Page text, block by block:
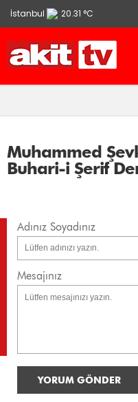
İstanbul 20.31 °C
Ankara 13.9 °C
İzmir 21.86 °C
Muhammed
Buhari-i Şerif
Adınız Soyadınız
Mesajınız
YORUM GÖNDER